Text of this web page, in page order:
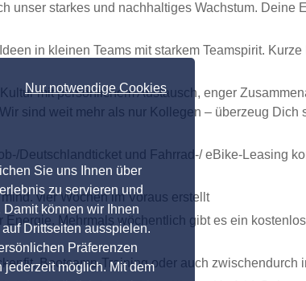
Nur notwendige Cookies
Sie uns Ihnen über
zu servieren und
können wir Ihnen
Drittseiten ausspielen.
Präferenzen
möglich. Mit dem
unser starkes und nachhaltiges Wachstum. Deine
in kleinen Teams mit starkem Teamspirit.
mit persönlichem Austausch, enger
sind weit mehr als nur Kollegen – überzeug
Deutschlandticket und Fahrrad-/ eBike-Leasing
vier Wochen im Voraus erstellt
Mehrmals wöchentlich gibt es ein
Bootcamp-Training oder auch zwischendurch